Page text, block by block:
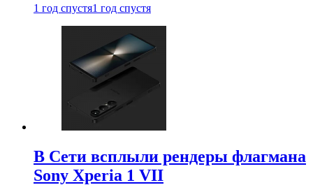
1 год спустя1 год спустя
В Сети всплыли рендеры флагмана
Sony Xperia 1 VII